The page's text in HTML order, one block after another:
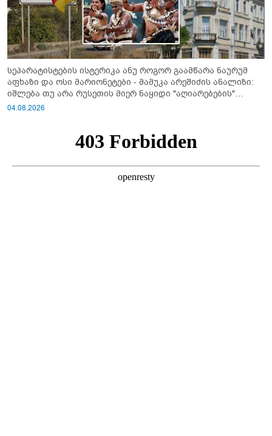
სეპარატისტების ისტერიკა ანუ როგორ გაამწარა ნაურუმ
აფხაზი და ოსი მარიონეტები - მამუკა არეშიძის ანალიზი:
იშლება თუ არა რუსეთის მიერ ნაყიდი "აღიარებების"
სისტემა?!
04.08.2026